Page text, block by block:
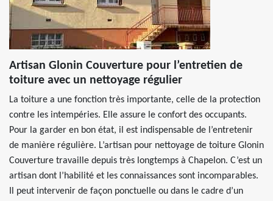
Artisan Glonin Couverture pour l’entretien de
toiture avec un nettoyage régulier
La toiture a une fonction très importante, celle de la protection
contre les intempéries. Elle assure le confort des occupants.
Pour la garder en bon état, il est indispensable de l’entretenir
de manière régulière. L’artisan pour nettoyage de toiture Glonin
Couverture travaille depuis très longtemps à Chapelon. C’est un
artisan dont l’habilité et les connaissances sont incomparables.
Il peut intervenir de façon ponctuelle ou dans le cadre d’un